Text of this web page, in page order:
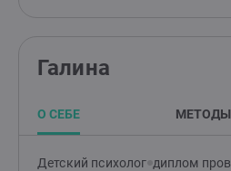
Галина
О СЕБЕ МЕТОДЫ
Детский психолог диплом